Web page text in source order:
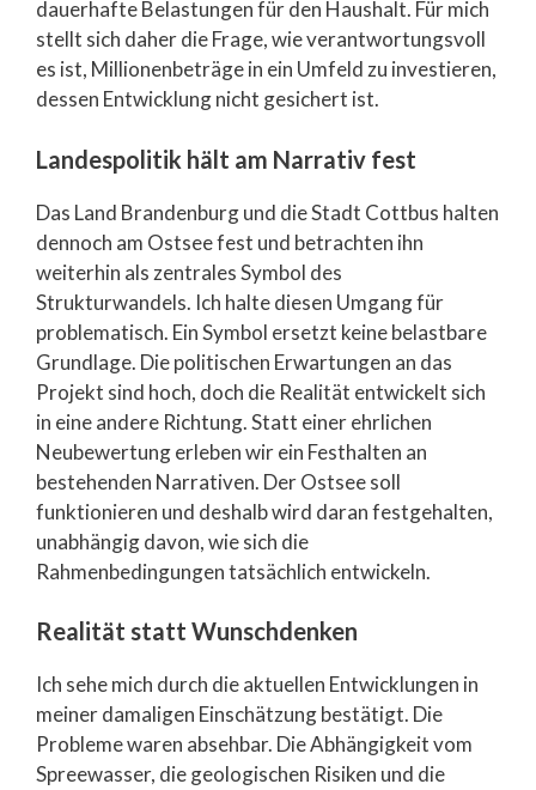
dauerhafte Belastungen für den Haushalt. Für mich
stellt sich daher die Frage, wie verantwortungsvoll
es ist, Millionenbeträge in ein Umfeld zu investieren,
dessen Entwicklung nicht gesichert ist.
Landespolitik hält am Narrativ fest
Das Land Brandenburg und die Stadt Cottbus halten
dennoch am Ostsee fest und betrachten ihn
weiterhin als zentrales Symbol des
Strukturwandels. Ich halte diesen Umgang für
problematisch. Ein Symbol ersetzt keine belastbare
Grundlage. Die politischen Erwartungen an das
Projekt sind hoch, doch die Realität entwickelt sich
in eine andere Richtung. Statt einer ehrlichen
Neubewertung erleben wir ein Festhalten an
bestehenden Narrativen. Der Ostsee soll
funktionieren und deshalb wird daran festgehalten,
unabhängig davon, wie sich die
Rahmenbedingungen tatsächlich entwickeln.
Realität statt Wunschdenken
Ich sehe mich durch die aktuellen Entwicklungen in
meiner damaligen Einschätzung bestätigt. Die
Probleme waren absehbar. Die Abhängigkeit vom
Spreewasser, die geologischen Risiken und die